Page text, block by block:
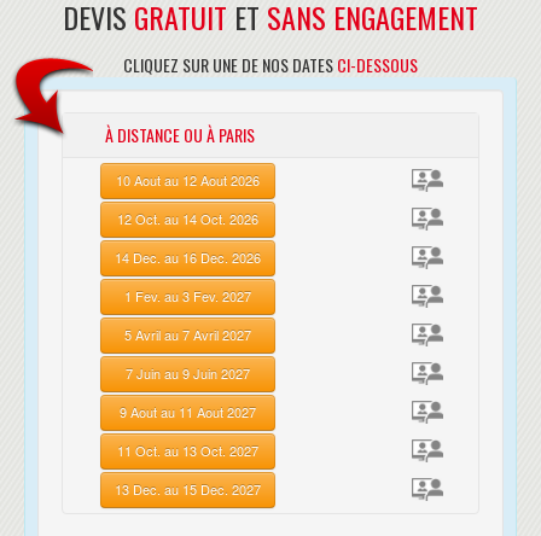
DEVIS GRATUIT ET SANS ENGAGEMENT
CLIQUEZ SUR UNE DE NOS DATESCI-DESSOUS
À DISTANCE OU À PARIS
10 Aout au 12 Aout 2026
12 Oct. au 14 Oct. 2026
14 Dec. au 16 Dec. 2026
1 Fev. au 3 Fev. 2027
5 Avril au 7 Avril 2027
7 Juin au 9 Juin 2027
9 Aout au 11 Aout 2027
11 Oct. au 13 Oct. 2027
13 Dec. au 15 Dec. 2027